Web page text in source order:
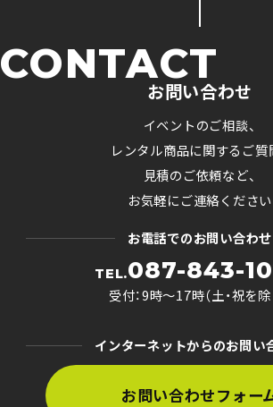
CONTACT
お問い合わせ
イベントのご相談、
レンタル商品に関するご質
見積のご依頼など、
お気軽にご連絡ください
お電話でのお問い合わせ
TEL.087-843-
受付：9時〜17時（土・祝を除
インターネットからのお問い
お問い合わせフォー